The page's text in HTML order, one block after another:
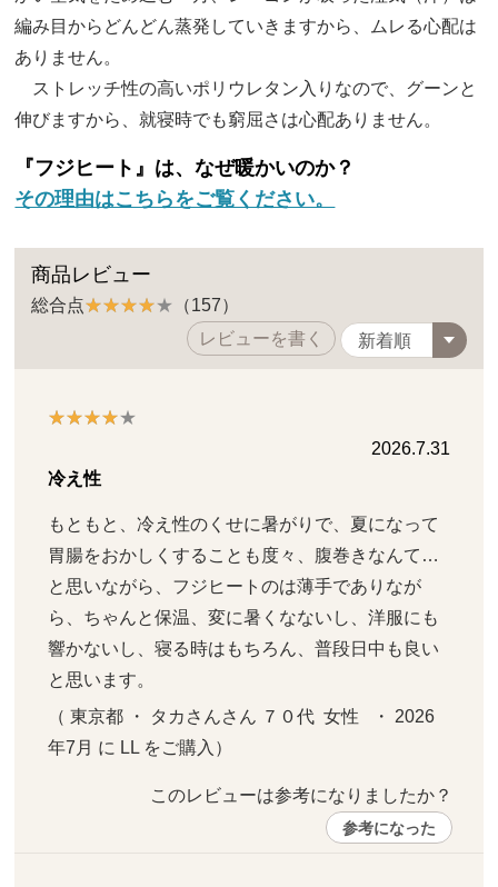
編み目からどんどん蒸発していきますから、ムレる心配は
ありません。
ストレッチ性の高いポリウレタン入りなので、グーンと
伸びますから、就寝時でも窮屈さは心配ありません。
『フジヒート』は、なぜ暖かいのか？
その理由はこちらをご覧ください。
商品レビュー
総合点
（157）
レビューを書く
2026.7.31
冷え性
もともと、冷え性のくせに暑がりで、夏になって
胃腸をおかしくすることも度々、腹巻きなんて…
と思いながら、フジヒートのは薄手でありなが
ら、ちゃんと保温、変に暑くなないし、洋服にも
響かないし、寝る時はもちろん、普段日中も良い
と思います。
（ 東京都 ・ タカさんさん ７０代  女性   ・ 2026
年7月 に LL をご購入）
このレビューは参考になりましたか？
参考になった